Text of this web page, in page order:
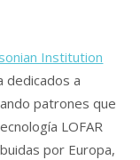
Institution
dedicados a
patrones que
LOFAR
por Europa,